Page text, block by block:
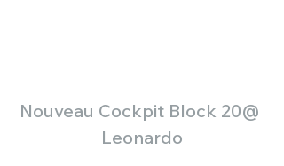
Nouveau Cockpit Block 20@
Leonardo